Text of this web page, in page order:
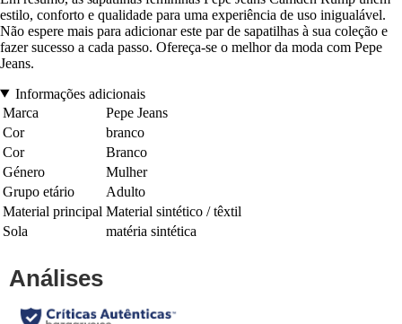
estilo, conforto e qualidade para uma experiência de uso inigualável.
Não espere mais para adicionar este par de sapatilhas à sua coleção e
fazer sucesso a cada passo. Ofereça-se o melhor da moda com Pepe
Jeans.
Informações adicionais
Marca
Pepe Jeans
Cor
branco
Cor
Branco
Género
Mulher
Grupo etário
Adulto
Material principal Material sintético / têxtil
Sola
matéria sintética